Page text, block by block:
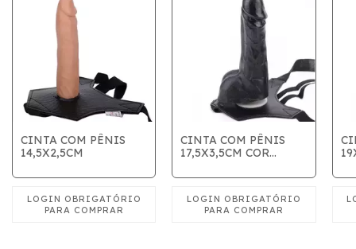
CINTA COM PÊNIS
14,5X2,5CM
CINTA COM PÊNIS
17,5X3,5CM COR